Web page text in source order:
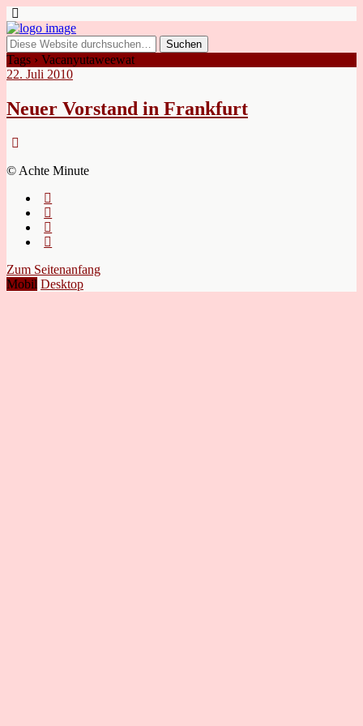
Tags › Vacanyutaweewat
22. Juli 2010
Neuer Vorstand in Frankfurt
© Achte Minute
Zum Seitenanfang
Mobil Desktop